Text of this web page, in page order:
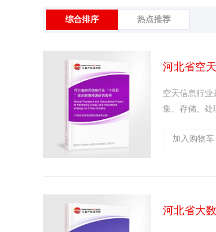
综合排序 热点推荐
河北省空
空天信息行业
集、存储、处
加入购物车
河北省大